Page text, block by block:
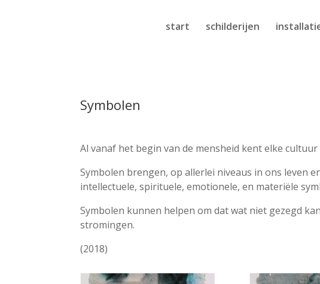
start schilderijen
Symbolen
Al vanaf het begin van de mensheid kent elke
Symbolen brengen, op allerlei niveaus in ons leven
intellectuele, spirituele, emotionele, en materiële
Symbolen kunnen helpen om dat wat niet gezegd
stromingen.
(2018)